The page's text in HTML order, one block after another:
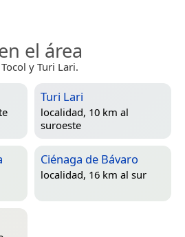
el área
y Turi Lari.
Turi Lari
localidad, 10 km al
suroeste
Ciénaga de Bávaro
localidad, 16 km al sur